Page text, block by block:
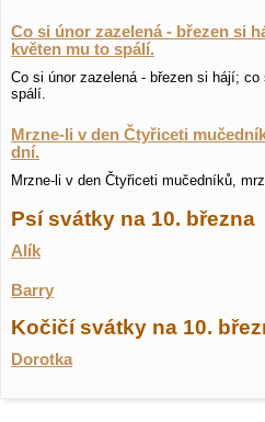
Co si únor zazelená - březen si
květen mu to spálí.
Co si únor zazelená - březen si hájí;
spálí.
Mrzne-li v den Čtyřiceti
dní.
Mrzne-li v den Čtyřiceti mučedníků,
Psí svátky na 10. března
Alík
Barry
Kočičí svátky na 10.
Dorotka